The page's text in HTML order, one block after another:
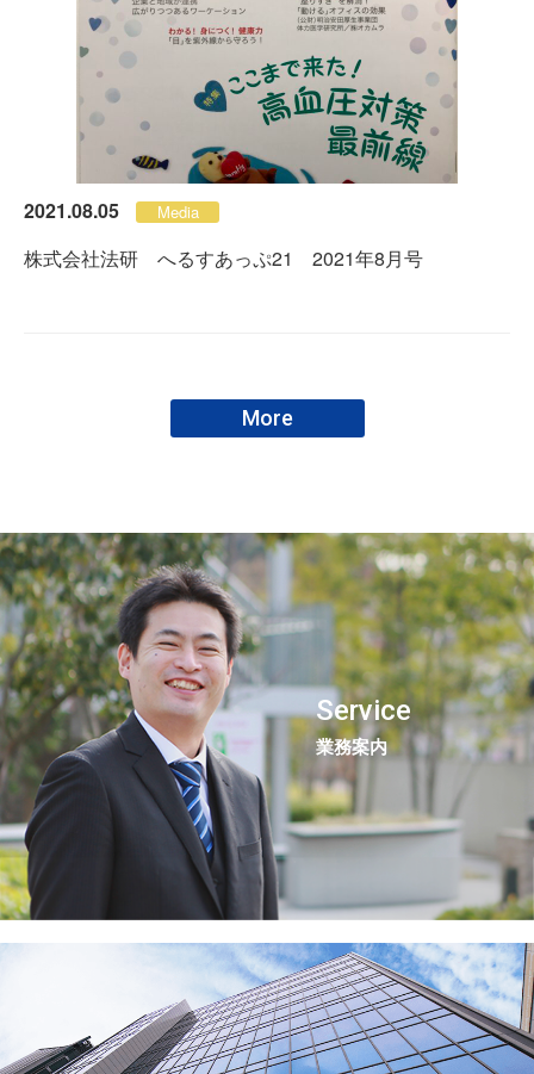
2021.08.05 Media
株式会社法研 へるすあっぷ21 2021年8月号
More
Service
業務案内